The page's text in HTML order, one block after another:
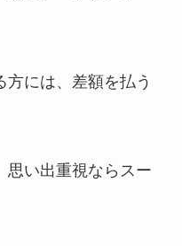
には、差額を払う
思い出重視ならスー